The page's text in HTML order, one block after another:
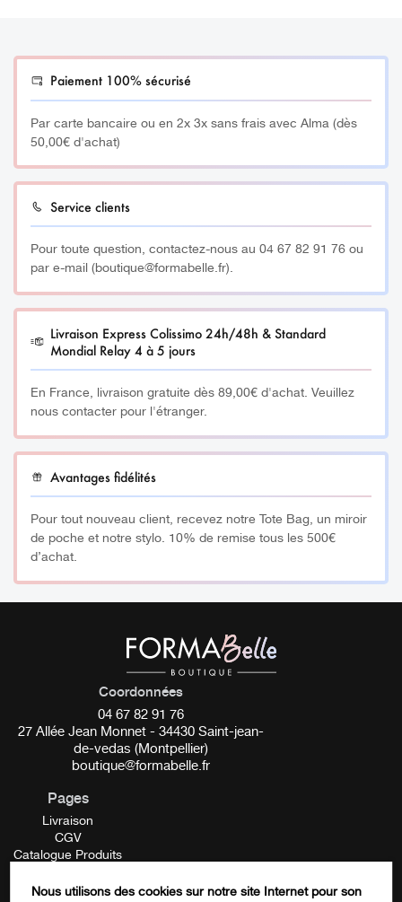
Paiement 100% sécurisé
Par carte bancaire ou en 2x 3x sans frais avec Alma (dès
50,00€ d'achat)
Service clients
Pour toute question, contactez-nous au 04 67 82 91 76 ou
par e-mail (boutique@formabelle.fr).
Livraison Express Colissimo 24h/48h & Standard
Mondial Relay 4 à 5 jours
En France, livraison gratuite dès 89,00€ d'achat. Veuillez
nous contacter pour l'étranger.
Avantages fidélités
Pour tout nouveau client, recevez notre Tote Bag, un miroir
de poche et notre stylo. 10% de remise tous les 500€
d’achat.
Coordonnées
04 67 82 91 76
27 Allée Jean Monnet - 34430 Saint-jean-
de-vedas (Montpellier)
boutique@formabelle.fr
Pages
Livraison
CGV
Catalogue Produits
Contactez-nous
Nous utilisons des cookies sur notre site Internet pour son